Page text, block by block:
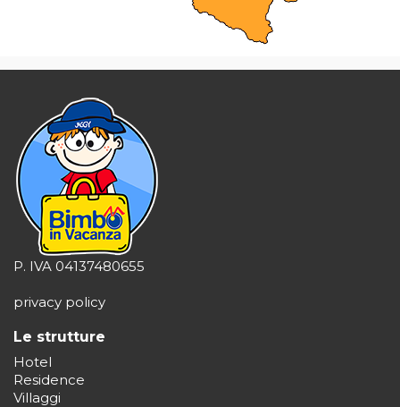
P. IVA 04137480655
privacy policy
Le strutture
Hotel
Residence
Villaggi